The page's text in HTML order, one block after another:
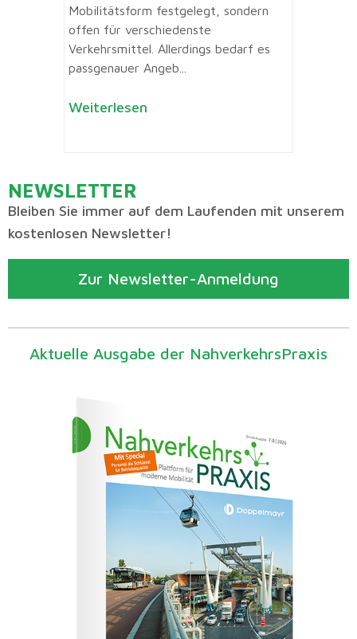
Mobilitätsform festgelegt, sondern
offen für verschiedenste
Verkehrsmittel. Allerdings bedarf es
passgenauer Angeb...
Weiterlesen
NEWSLETTER
Bleiben Sie immer auf dem Laufenden mit unserem
kostenlosen Newsletter!
Zur Newsletter-Anmeldung
Aktuelle Ausgabe der NahverkehrsPraxis